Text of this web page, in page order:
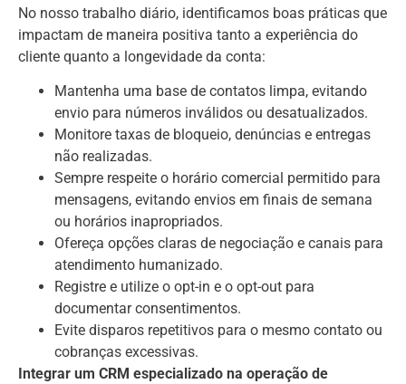
No nosso trabalho diário, identificamos boas práticas que
impactam de maneira positiva tanto a experiência do
cliente quanto a longevidade da conta:
Mantenha uma base de contatos limpa, evitando
envio para números inválidos ou desatualizados.
Monitore taxas de bloqueio, denúncias e entregas
não realizadas.
Sempre respeite o horário comercial permitido para
mensagens, evitando envios em finais de semana
ou horários inapropriados.
Ofereça opções claras de negociação e canais para
atendimento humanizado.
Registre e utilize o opt-in e o opt-out para
documentar consentimentos.
Evite disparos repetitivos para o mesmo contato ou
cobranças excessivas.
Integrar um CRM especializado na operação de